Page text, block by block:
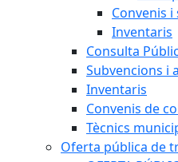
Convenis
Inventaris
Consulta
Subvencions i
Inventaris
Convenis de
Tècnics
Oferta pública de